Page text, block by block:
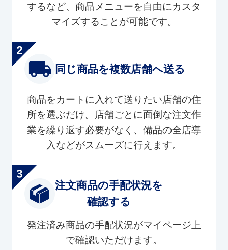
するなど、商品メニューを自由にカスタ
マイズすることが可能です。
同じ商品を複数店舗へ送る
商品をカートに入れて送りたい店舗の住
所を選ぶだけ。店舗ごとに面倒な注文作
業を繰り返す必要がなく、備品の全店導
入などがスムーズに行えます。
注文商品の手配状況を
確認する
発注済み商品の手配状況がマイページ上
で確認いただけます。